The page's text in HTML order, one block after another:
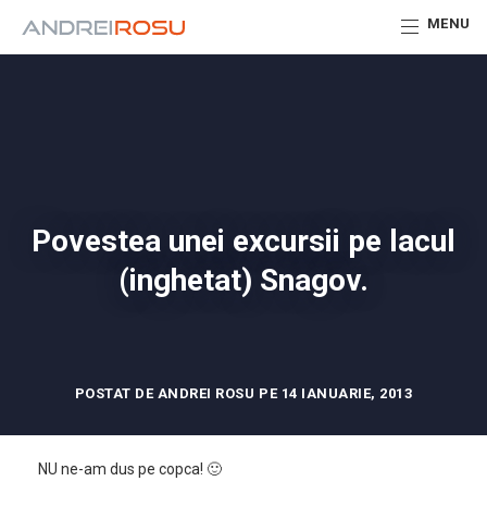
MENU
Povestea unei excursii pe lacul
(inghetat) Snagov.
POSTAT DE ANDREI ROSU PE 14 IANUARIE, 2013
NU ne-am dus pe copca! 🙂